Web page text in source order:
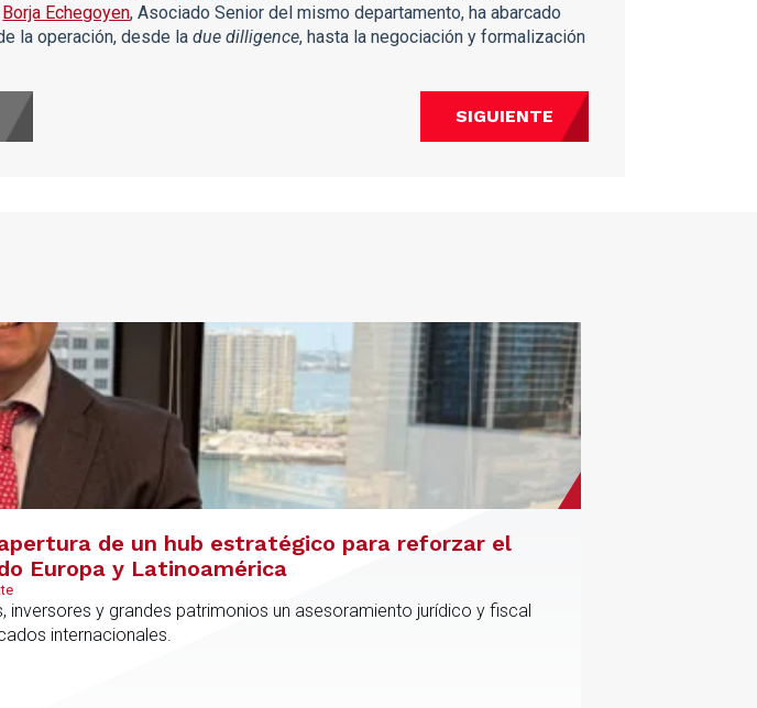
Borja Echegoyen, Asociado Senior del mismo departamento, ha abarcado
la operación, desde ladue dilligence, hasta la negociación y formalización
SIGUIENTE
de un hub estratégico para reforzar el
Europa y Latinoamérica
y grandes patrimonios un asesoramiento jurídico y fiscal
internacionales.